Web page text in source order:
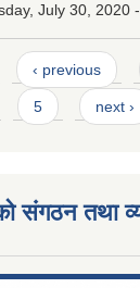
July 30, 2020
‹ previous
5 next ›
संगठन तथा